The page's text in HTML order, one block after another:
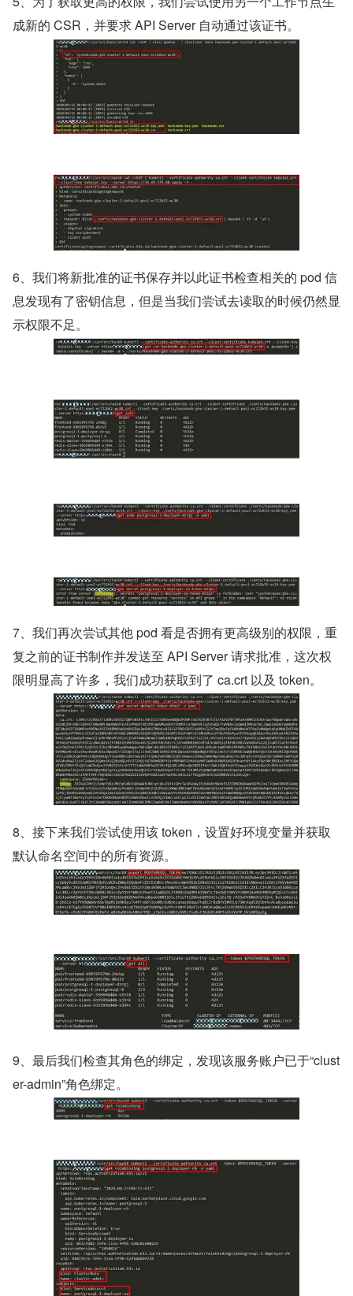
成新的 CSR，并要求 API Server 自动通过该证书。
6、我们将新批准的证书保存并以此证书检查相关的 pod 信
息发现有了密钥信息，但是当我们尝试去读取的时候仍然显
示权限不足。
7、我们再次尝试其他 pod 看是否拥有更高级别的权限，重
复之前的证书制作并发送至 API Server 请求批准，这次权
限明显高了许多，我们成功获取到了 ca.crt 以及 token。
8、接下来我们尝试使用该 token，设置好环境变量并获取
默认命名空间中的所有资源。
9、最后我们检查其角色的绑定，发现该服务账户已于“clust
er-admin”角色绑定。